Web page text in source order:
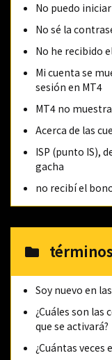
No puedo
No sé la
No he recibido
Mi cuenta se
sesión en MT4
MT4 no
Acerca de las
ISP (punto IS),
gacha
no recibí el
Soy nuevo en
¿Cuáles son
que se activará?
¿Cuántas veces